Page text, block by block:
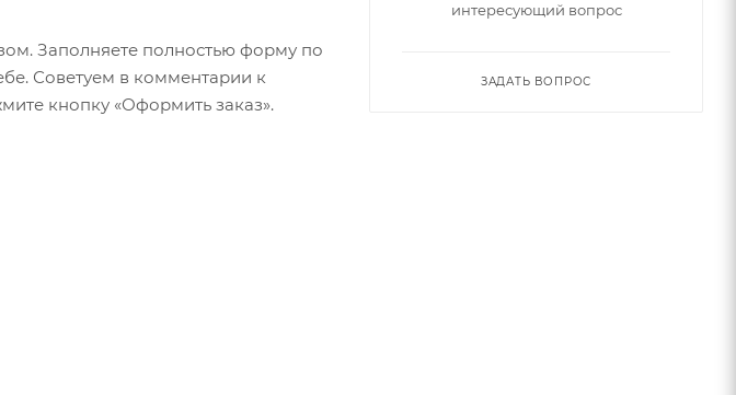
Заполняете полностью форму по
Советуем в комментарии к
кнопку «Оформить заказ».
интересующий вопрос
ЗАДАТЬ ВОПРОС